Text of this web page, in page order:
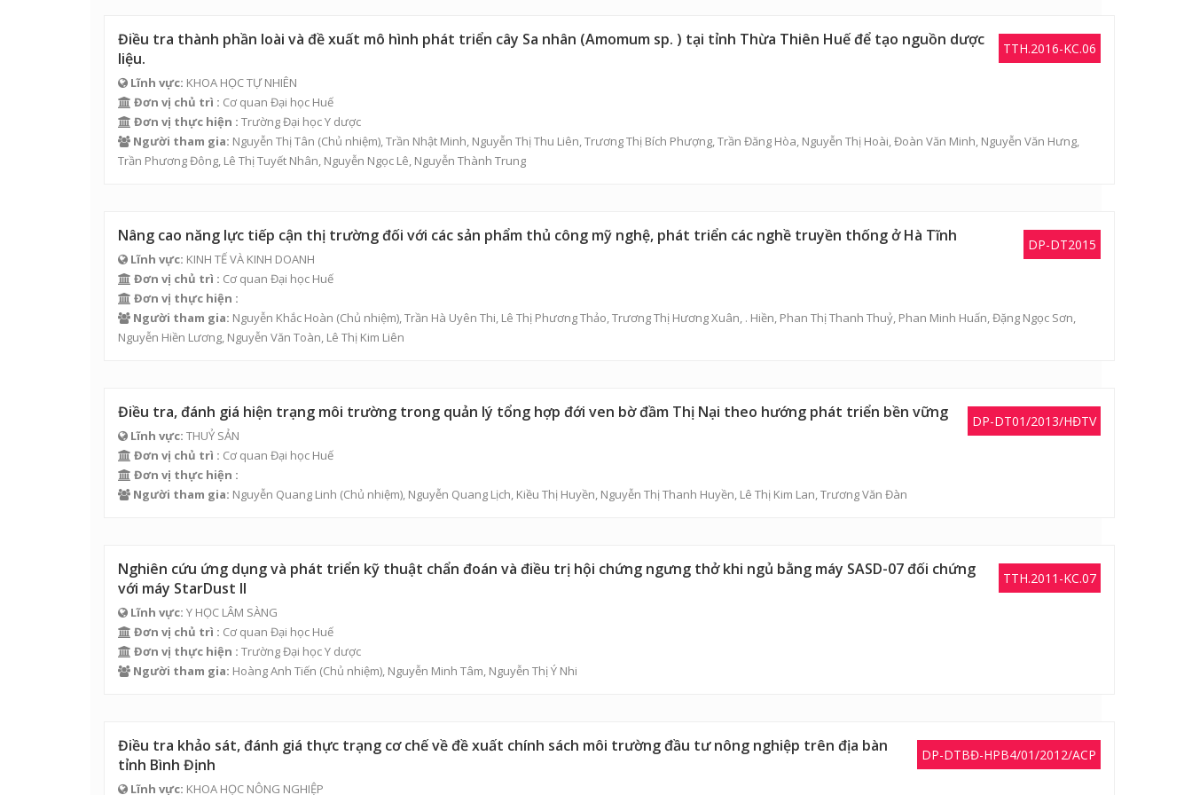
TTH.2016-KC.06
Điều tra thành phần loài và đề xuất mô hình phát triển cây Sa nhân (Amomum sp. ) tại tỉnh Thừa Thiên Huế để tạo nguồn dược
liệu.
Lĩnh vực: KHOA HỌC TỰ NHIÊN
Đơn vị chủ trì : Cơ quan Đại học Huế
Đơn vị thực hiện : Trường Đại học Y dược
Người tham gia: Nguyễn Thị Tân (Chủ nhiệm),Trần Nhật Minh, Nguyễn Thị Thu Liên,Trương Thị Bích Phượng,Trần Đăng Hòa, Nguyễn Thị Hoài,Đoàn Văn Minh, Nguyễn Văn Hưng,
Trần Phương Đông, Lê Thị Tuyết Nhân, Nguyễn Ngọc Lê, Nguyễn Thành Trung
DP-DT2015
Nâng cao năng lực tiếp cận thị trường đối với các sản phẩm thủ công mỹ nghệ, phát triển các nghề truyền thống ở Hà Tĩnh
Lĩnh vực: KINH TẾ VÀ KINH DOANH
Đơn vị chủ trì : Cơ quan Đại học Huế
Đơn vị thực hiện :
Người tham gia: Nguyễn Khắc Hoàn (Chủ nhiệm),Trần Hà Uyên Thi, Lê Thị Phương Thảo,Trương Thị Hương Xuân, . Hiền, Phan Thị Thanh Thuỷ, Phan Minh Huấn, Đặng Ngọc Sơn,
Nguyễn Hiền Lương, Nguyễn Văn Toàn, Lê Thị Kim Liên
DP-DT01/2013/HĐTV
Điều tra, đánh giá hiện trạng môi trường trong quản lý tổng hợp đới ven bờ đầm Thị Nại theo hướng phát triển bền vững
Lĩnh vực: THUỶ SẢN
Đơn vị chủ trì : Cơ quan Đại học Huế
Đơn vị thực hiện :
Người tham gia: Nguyễn Quang Linh (Chủ nhiệm), Nguyễn Quang Lịch, Kiều Thị Huyền, Nguyễn Thị Thanh Huyền, Lê Thị Kim Lan,Trương Văn Đàn
TTH.2011-KC.07
Nghiên cứu ứng dụng và phát triển kỹ thuật chẩn đoán và điều trị hội chứng ngưng thở khi ngủ bằng máy SASD-07 đối chứng
với máy StarDust II
Lĩnh vực: Y HỌC LÂM SÀNG
Đơn vị chủ trì : Cơ quan Đại học Huế
Đơn vị thực hiện : Trường Đại học Y dược
Người tham gia: Hoàng Anh Tiến (Chủ nhiệm), Nguyễn Minh Tâm, Nguyễn Thị Ý Nhi
DP-DTBĐ-HPB4/01/2012/ACP
Điều tra khảo sát, đánh giá thực trạng cơ chế về đề xuất chính sách môi trường đầu tư nông nghiệp trên địa bàn
tỉnh Bình Định
Lĩnh vực: KHOA HỌC NÔNG NGHIỆP